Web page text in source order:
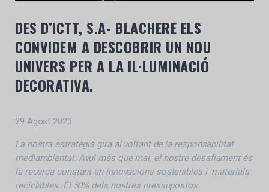
DES D’ICTT, S.A- BLACHERE ELS
CONVIDEM A DESCOBRIR UN NOU
UNIVERS PER A LA IL·LUMINACIÓ
DECORATIVA.
29 Agost 2023
La nostra estratègia gira al voltant de la responsabilitat
mediambiental: Avui més que mai, el nostre desafiament és
la recerca constant en innovacions sostenibles i materials
reciclables. El 50% dels nostres pressupostos